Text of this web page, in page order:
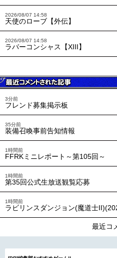
2026/08/07 14:58
天使のローブ【外伝】
2026/08/07 14:58
ラバーコンシャス【XIII】
3分前
フレンド募集掲示板
35分前
装備召喚事前告知情報
1時間前
FFRKミニレポート～第105回～
1時間前
第35回公式生放送観覧応募
1時間前
ラビリンスダンジョン(魔道士
最近コ